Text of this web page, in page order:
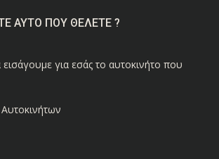
ΑΥΤΟ ΠΟΥ ΘΕΛΕΤΕ ?
για εσάς το αυτοκινήτο που